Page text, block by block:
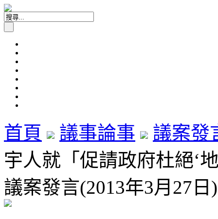
首頁 議事論事
議案發
宇人就「促請政府杜絕‘
議案發言(2013年3月27日)